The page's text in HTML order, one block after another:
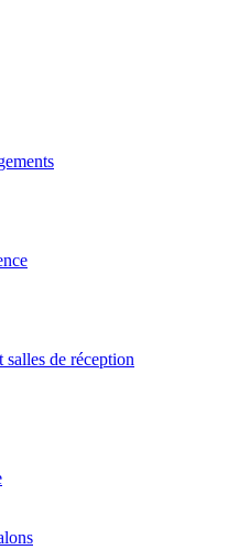
salles de réception